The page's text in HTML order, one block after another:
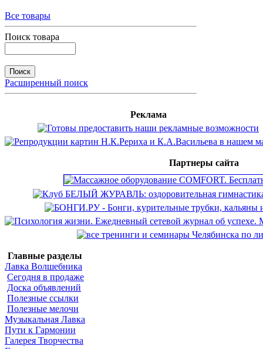
Все товары
Поиск товара
Расширенный поиск
Реклама
Партнеры сайта
Главные разделы
Лавка Волшебника
Сегодня в продаже
Доска объявлений
Полезные ссылки
Полезные мелочи
Музыкальная Лавка
Пути к Гармонии
Галерея Творчества